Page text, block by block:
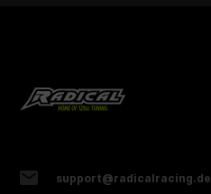
support@radicalracing.de